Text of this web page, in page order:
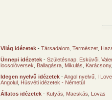
Világ idézetek - Társadalom Természet
Ünnepi idézetek - Születésnap Esküvői
locsolóversek
Ballagásra Mikulás Karácsony
Idegen nyelvű idézetek -Angol nyelvű I
Angolul Húsvéti idézetek - Németül
Állatos idézetek - Kutyás Macskás
Lovas